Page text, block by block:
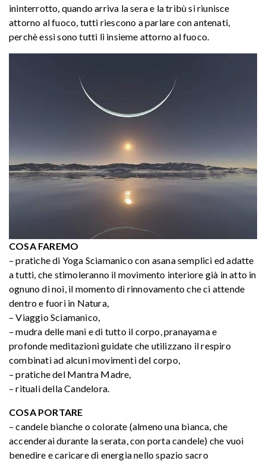
ininterrotto, quando arriva la sera e la tribù si riunisce
attorno al fuoco, tutti riescono a parlare con antenati,
perchè essi sono tutti li insieme attorno al fuoco.
COSA FAREMO
– pratiche di Yoga Sciamanico con asana semplici ed adatte
a tutti, che stimoleranno il movimento interiore già in atto in
ognuno di noi, il momento di rinnovamento che ci attende
dentro e fuori in Natura,
– Viaggio Sciamanico,
– mudra delle mani e di tutto il corpo, pranayama e
profonde meditazioni guidate che utilizzano il respiro
combinati ad alcuni movimenti del corpo,
– pratiche del Mantra Madre,
– rituali della Candelora.
COSA PORTARE
– candele bianche o colorate (almeno una bianca, che
accenderai durante la serata, con porta candele) che vuoi
benedire e caricare di energia nello spazio sacro